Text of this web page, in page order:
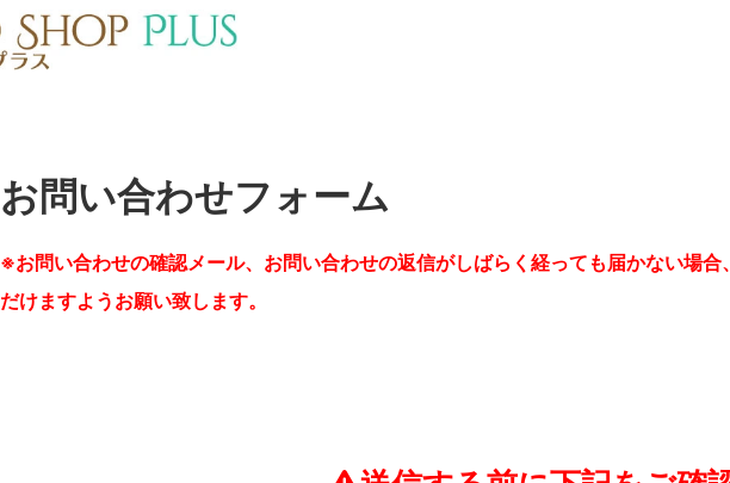
お問い合わせフォーム
※お問い合わせの確認メール、お問い合わせの返信がしばらく経っても届かない場
だけますようお願い致します。